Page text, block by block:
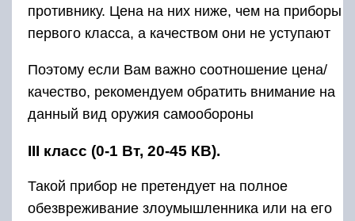
противнику. Цена на них ниже, чем на приборы
первого класса, а качеством они не уступают
Поэтому если Вам важно соотношение цена/
качество, рекомендуем обратить внимание на
данный вид оружия самообороны
III класс (0-1 Вт, 20-45 КВ).
Такой прибор не претендует на полное
обезвреживание злоумышленника или на его